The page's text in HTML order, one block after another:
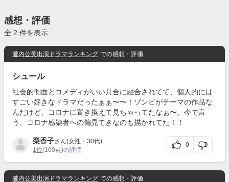
感想・評価
全 2 件を表示
瀧内公美出演ドラマランキング での感想・評価
シュール
社会的側面とコメディがいい具合に融合されてて、個人的には
すごい好きなドラマだったぁぁ〜〜！ゾンビがテーマの作品な
んだけど、コロナに置き換えて見ちゃってたなぁ〜。今で言
う、コロナ感染者への偏見てきなのも描かれてた！！
梨香子さん(女性・30代)
1位(100点)の評価
0
瀧内公美出演ドラマランキング での感想・評価